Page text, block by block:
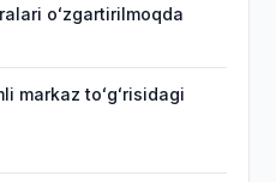
oʻzgartirilmoqda
markaz toʻgʻrisidagi